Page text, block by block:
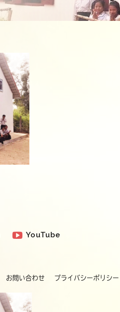
YouTube
お問い合わせ プライバシーポリシー